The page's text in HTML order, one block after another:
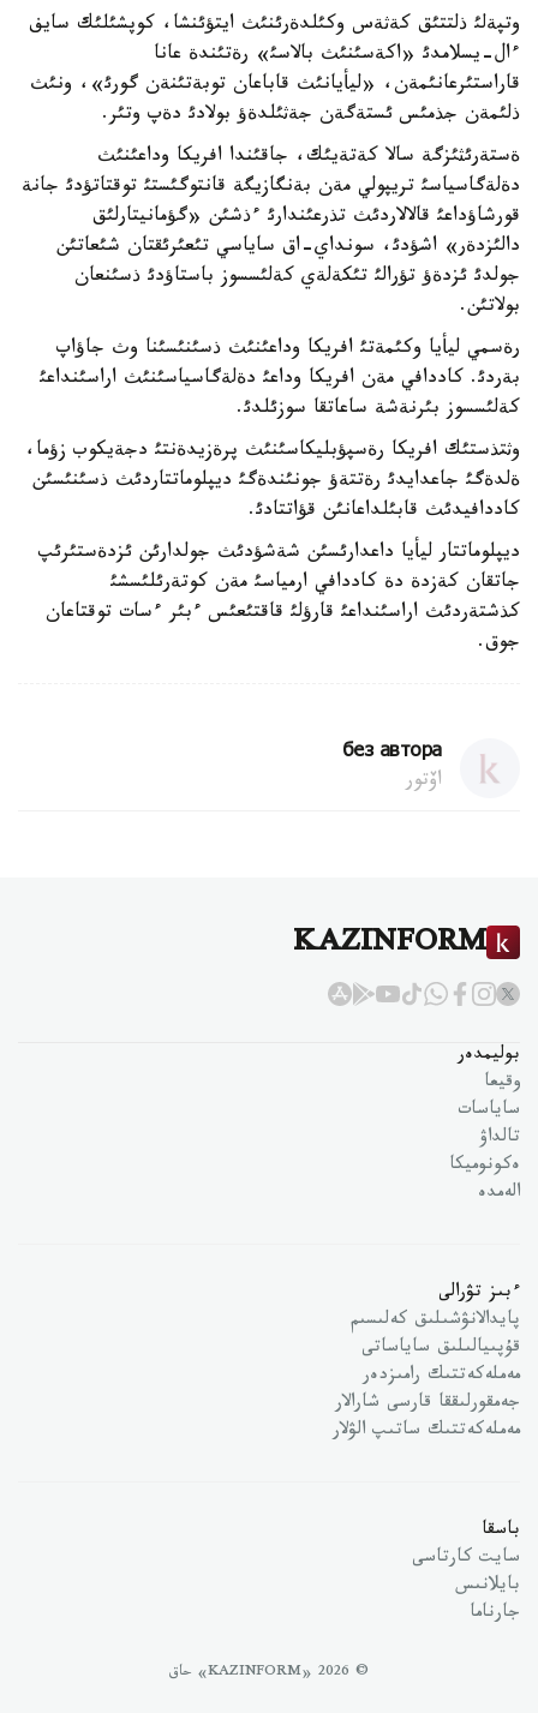
وتپةلئ ذلتتئق كةثةس وكئلدةرئنئث ايتؤئنشا، كوپشئلئك سايف
ءال-يسلامدئ «اكةسئنئث بالاسئ» رةتئندة عانا
قاراستئرعانئمةن، «ليأيانئث قاباعان توبةتئنةن گورئ»، ونئث
ذلئمةن جذمئس ئستةگةن جةثئلدةؤ بولادئ دةپ وتئر.
ةستةرئثئزگة سالا كةتةيئك، جاقئندا افريكا وداعئنئث
دةلةگاسياسئ تريپولي مةن بةنگازيگة قانتوگئستئ توقتاتؤدئ جانة
قورشاؤداعئ قالالاردئث تذرعئندارئ ءذشئن «گؤمانيتارلئق
دالئزدةر» اشؤدئ، سونداي-اق ساياسي تئعئرئقتان شئعاتئن
جولدئ ئزدةؤ تؤرالئ تئكةلةي كةلئسسوز باستاؤدئ ذسئنعان
بولاتئن.
رةسمي ليأيا وكئمةتئ افريكا وداعئنئث ذسئنئسئنا وث جاؤاپ
بةردئ. كاددافي مةن افريكا وداعئ دةلةگاسياسئنئث اراسئنداعئ
كةلئسسوز بئرنةشة ساعاتقا سوزئلدئ.
وثتذستئك افريكا رةسپؤبليكاسئنئث پرةزيدةنتئ دجةيكوب زؤما،
ةلدةگئ جاعدايدئ رةتتةؤ جونئندةگئ ديپلوماتتاردئث ذسئنئسئن
كاددافيدئث قابئلداعانئن قؤاتتادئ.
ديپلوماتتار ليأيا داعدارئسئن شةشؤدئث جولدارئن ئزدةستئرئپ
جاتقان كةزدة دة كاددافي ارمياسئ مةن كوتةرئلئسشئ
كذشتةردئث اراسئنداعئ قارؤلئ قاقتئعئس ءبئر ءسات توقتاعان
جوق.
без автора
اۆتور
KAZINFORM
بوليمدەر
وقيعا
ساياسات
تالداۋ
ەكونوميكا
الەمدە
ءبىز تۋرالى
پايدالانۋشىلىق كەلىسىم
قۇپىيالىلىق ساياساتى
مەملەكەتتىك رامىزدەر
جەمقورلىققا قارسى شارالار
مەملەكەتتىك ساتىپ الۋلار
باسقا
سايت كارتاسى
بايلانىس
جارناما
© 2026 «KAZINFORM» حاق